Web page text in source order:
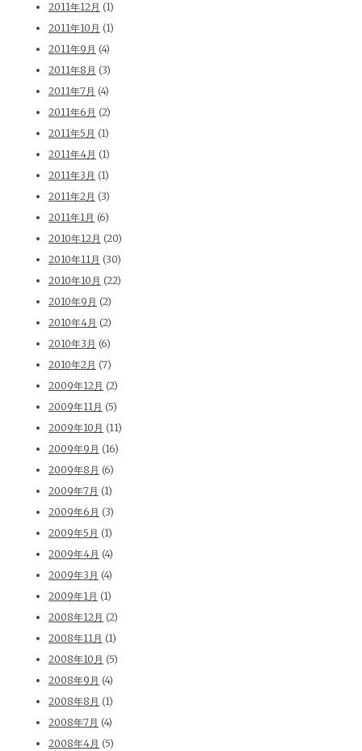
2011年12月 (1)
2011年10月 (1)
2011年9月 (4)
2011年8月 (3)
2011年7月 (4)
2011年6月 (2)
2011年5月 (1)
2011年4月 (1)
2011年3月 (1)
2011年2月 (3)
2011年1月 (6)
2010年12月 (20)
2010年11月 (30)
2010年10月 (22)
2010年9月 (2)
2010年4月 (2)
2010年3月 (6)
2010年2月 (7)
2009年12月 (2)
2009年11月 (5)
2009年10月 (11)
2009年9月 (16)
2009年8月 (6)
2009年7月 (1)
2009年6月 (3)
2009年5月 (1)
2009年4月 (4)
2009年3月 (4)
2009年1月 (1)
2008年12月 (2)
2008年11月 (1)
2008年10月 (5)
2008年9月 (4)
2008年8月 (1)
2008年7月 (4)
2008年4月 (5)